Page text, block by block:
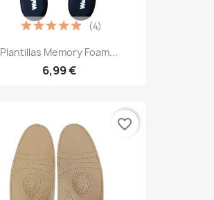
Plantillas Memory Foam...
6,99 €
(4)
favorite_border